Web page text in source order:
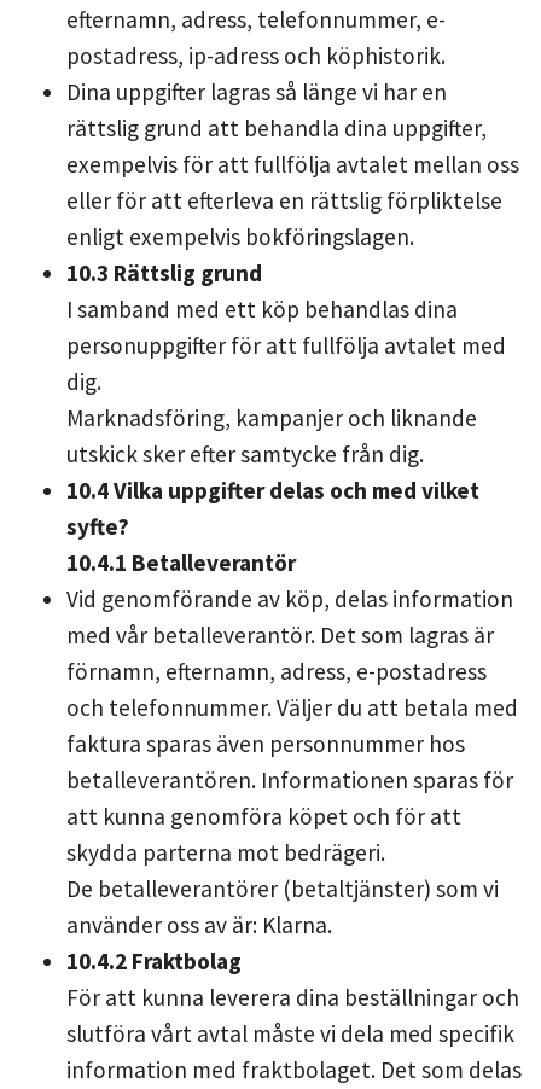
efternamn, adress, telefonnummer, e-
postadress, ip-adress och köphistorik.
Dina uppgifter lagras så länge vi har en
rättslig grund att behandla dina uppgifter,
exempelvis för att fullfölja avtalet mellan oss
eller för att efterleva en rättslig förpliktelse
enligt exempelvis bokföringslagen.
10.3 Rättslig grund
I samband med ett köp behandlas dina
personuppgifter för att fullfölja avtalet med
dig.
Marknadsföring, kampanjer och liknande
utskick sker efter samtycke från dig.
10.4 Vilka uppgifter delas och med vilket
syfte?
10.4.1 Betalleverantör
Vid genomförande av köp, delas information
med vår betalleverantör. Det som lagras är
förnamn, efternamn, adress, e-postadress
och telefonnummer. Väljer du att betala med
faktura sparas även personnummer hos
betalleverantören. Informationen sparas för
att kunna genomföra köpet och för att
skydda parterna mot bedrägeri.
De betalleverantörer (betaltjänster) som vi
använder oss av är: Klarna.
10.4.2 Fraktbolag
För att kunna leverera dina beställningar och
slutföra vårt avtal måste vi dela med specifik
information med fraktbolaget. Det som delas